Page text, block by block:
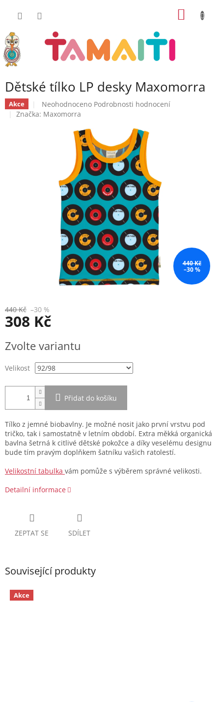
Dětské tílko LP desky Maxomorra
Akce
Průměrné
hodnocení
hvězdiček.
Neohodnoceno Podrobnosti hodnocení
Značka: Maxomorra
440 Kč
–30 %
440 Kč –30 %
308 Kč
cena:
Zvolte variantu
Velikost
Přidat do košíku
Tílko z jemné biobavlny. Je možné nosit jako první vrstvu pod
tričko, tak i samostatně v letním období. Extra měkká organická
bavlna šetrná k citlivé dětské pokožce a díky veselému designu
bude tím pravým doplňkem šatníku vašich ratolestí.
Velikostní tabulka vám pomůže s výběrem správné velikosti.
Detailní informace
ZEPTAT SE SDÍLET
Související produkty
Akce